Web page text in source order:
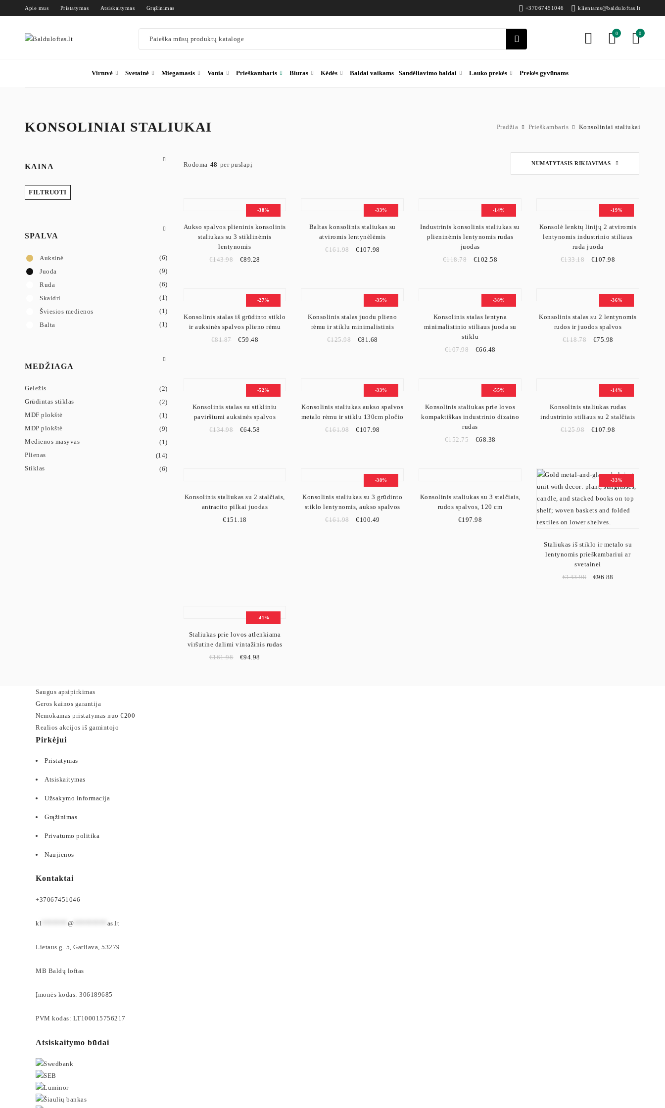
Apie mus Pristatymas Atsiskaitymas Grąžinimas +37067451046 klientams@balduloftas.lt
0
0
Virtuvė Svetainė Miegamasis Vonia Prieškambaris Biuras Kėdės Baldai vaikams Sandėliavimo baldai Lauko prekės Prekės gyvūnams
Pradžia Prieškambaris Konsoliniai staliukai
KONSOLINIAI STALIUKAI
KAINA
FILTRUOTI
SPALVA
Auksinė
(6)
Juoda
(9)
Ruda
(6)
Skaidri
(1)
Šviesios medienos
(1)
Balta
(1)
MEDŽIAGA
Geležis
(2)
Grūdintas stiklas
(2)
MDF plokštė
(1)
MDP plokštė
(9)
Medienos masyvas
(1)
Plienas
(14)
Stiklas
(6)
Konsoliniai staliukai prieškambariui – elegantiškas ir praktiškas sprendimas siauresnėms namų erdvėms. Dėl kompaktiško dizaino jie puikiai tinka koridoriuje ar
Siauri konsoliniai staliukai ypač populiarūs mažesniuose koridoriuose, kur svarbu išlaikyti daugiau laisvos vietos ir neapkrauti erdvės. Kai kurie modeliai
Konsolė prieškambaryje gali tapti ne tik funkcionaliu baldu, bet ir subtiliu interjero akcentu. Ant jos dažnai statomi veidrodžiai, dekoracijos, vazos ar apšvietimo
NUMATYTASIS RIKIAVIMAS
Rodoma 48 per puslapį
-38%
Aukso spalvos plieninis konsolinis
staliukas su 3 stiklinėmis
lentynomis
€143.98 €89.28
-33%
Baltas konsolinis staliukas su
atviromis lentynėlėmis
€161.98 €107.98
-14%
Industrinis konsolinis staliukas su
plieninėmis lentynomis rudas
juodas
€118.78 €102.58
-19%
Konsolė lenktų linijų 2 atviromis
lentynomis industrinio stiliaus
ruda juoda
€133.18 €107.98
-27%
Konsolinis stalas iš grūdinto stiklo
ir auksinės spalvos plieno rėmu
€81.87 €59.48
-35%
Konsolinis stalas juodu plieno
rėmu ir stiklu minimalistinis
€125.98 €81.68
-38%
Konsolinis stalas lentyna
minimalistinio stiliaus juoda su
stiklu
€107.98 €66.48
-36%
Konsolinis stalas su 2 lentynomis
rudos ir juodos spalvos
€118.78 €75.98
-52%
Konsolinis stalas su stikliniu
paviršiumi auksinės spalvos
€134.98 €64.58
-33%
Konsolinis staliukas aukso spalvos
metalo rėmu ir stiklu 130cm pločio
€161.98 €107.98
-55%
Konsolinis staliukas prie lovos
kompaktiškas industrinio dizaino
rudas
€152.75 €68.38
-14%
Konsolinis staliukas rudas
industrinio stiliaus su 2 stalčiais
€125.98 €107.98
Konsolinis staliukas su 2 stalčiais,
antracito pilkai juodas
€151.18
-38%
Konsolinis staliukas su 3 grūdinto
stiklo lentynomis, aukso spalvos
€161.98 €100.49
Konsolinis staliukas su 3 stalčiais,
rudos spalvos, 120 cm
€197.98
-33%
Staliukas iš stiklo ir metalo su
lentynomis prieškambariui ar
svetainei
€143.98 €96.88
-41%
Staliukas prie lovos atlenkiama
viršutine dalimi vintažinis rudas
€161.98 €94.98
Saugus apsipirkimas
Geros kainos garantija
Nemokamas pristatymas nuo €200
Realios akcijos iš gamintojo
Pirkėjui
Pristatymas
Atsiskaitymas
Užsakymo informacija
Grąžinimas
Privatumo politika
Naujienos
Kontaktai
+37067451046
kl @ as.lt
Lietaus g. 5, Garliava, 53279
MB Baldų loftas
Įmonės kodas: 306189685
PVM kodas: LT100015756217
Atsiskaitymo būdai